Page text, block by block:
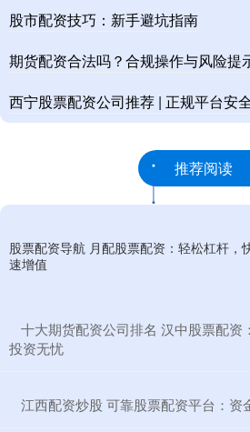
股市配资技巧：新手避坑指南
期货配资合法吗？合规操作与风险提
西宁股票配资公司推荐 | 正规平台安
推荐阅读
股票配资导航 月配股票配资：轻松杠杆，
速增值
十大期货配资公司排名 汉中股票配资
投资无忧
江西配资炒股 可靠股票配资平台：资